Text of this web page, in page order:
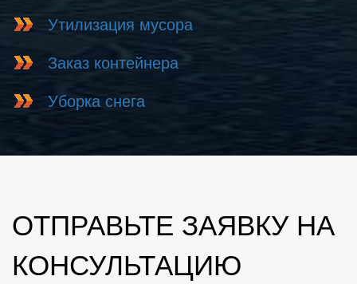
Утилизация мусора
Заказ контейнера
Уборка снега
ОТПРАВЬТЕ ЗАЯВКУ НА
КОНСУЛЬТАЦИЮ